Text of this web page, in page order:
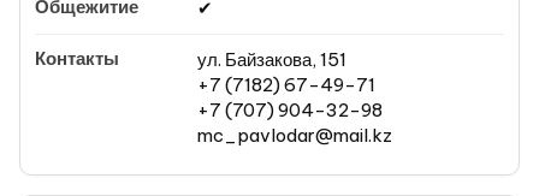
✔
ул. Байзакова, 151
+7 (7182) 67-49-71
+7 (707) 904-32-98
mc_pavlodar@mail.kz